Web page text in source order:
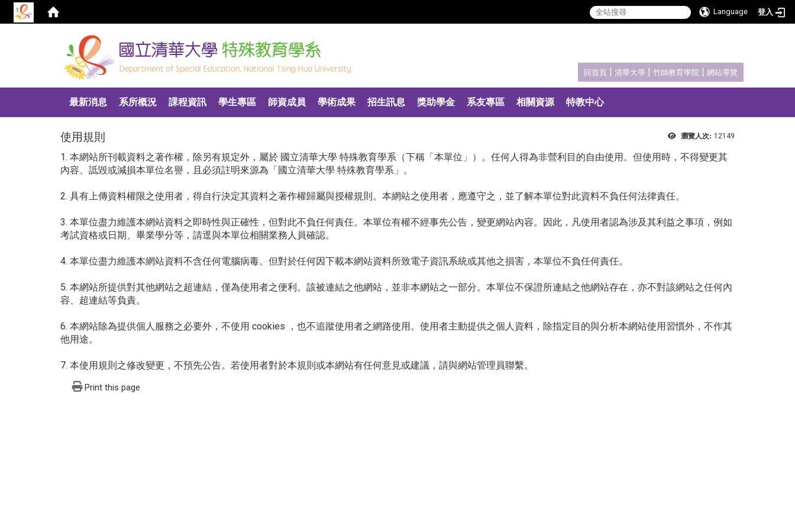
Language 登入
回首頁 | 清華大學 | 竹師教育學院 | 網站導覽
最新消息 系所概況 課程資訊 學生專區 師資成員 學術成果 招生訊息 獎助學金 系友專區 相關資源 特教中心
瀏覽人次: 12149
使用規則
1. 本網站所刊載資料之著作權，除另有規定外，屬於 國立清華大學 特殊教育學系（下稱「本單位」）。任何人得為非營利目的自由使用。但使用時，不得變更其
內容、詆毀或減損本單位名譽，且必須註明來源為「國立清華大學 特殊教育學系」。
2. 具有上傳資料權限之使用者，得自行決定其資料之著作權歸屬與授權規則。本網站之使用者，應遵守之，並了解本單位對此資料不負任何法律責任。
3. 本單位盡力維護本網站資料之即時性與正確性，但對此不負任何責任。本單位有權不經事先公告，變更網站內容。因此，凡使用者認為涉及其利益之事項，例如
考試資格或日期、畢業學分等，請逕與本單位相關業務人員確認。
4. 本單位盡力維護本網站資料不含任何電腦病毒。但對於任何因下載本網站資料所致電子資訊系統或其他之損害，本單位不負任何責任。
5. 本網站所提供對其他網站之超連結，僅為使用者之便利。該被連結之他網站，並非本網站之一部分。本單位不保證所連結之他網站存在，亦不對該網站之任何內
容、超連結等負責。
6. 本網站除為提供個人服務之必要外，不使用 cookies ，也不追蹤使用者之網路使用。使用者主動提供之個人資料，除指定目的與分析本網站使用習慣外，不作其
他用途。
7. 本使用規則之修改變更，不預先公告。若使用者對於本規則或本網站有任何意見或建議，請與網站管理員聯繫。
Print this page